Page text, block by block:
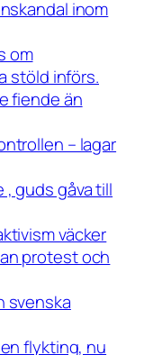
inom
om
stöld införs.
fiende än
– lagar
guds gåva till
väcker
protest och
svenska
flykting, nu